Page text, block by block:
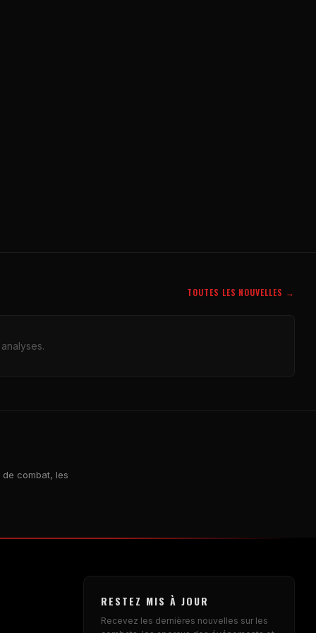
TOUTES LES NOUVELLES →
combat, les
RESTEZ MIS À JOUR
Recevez les dernières nouvelles sur les